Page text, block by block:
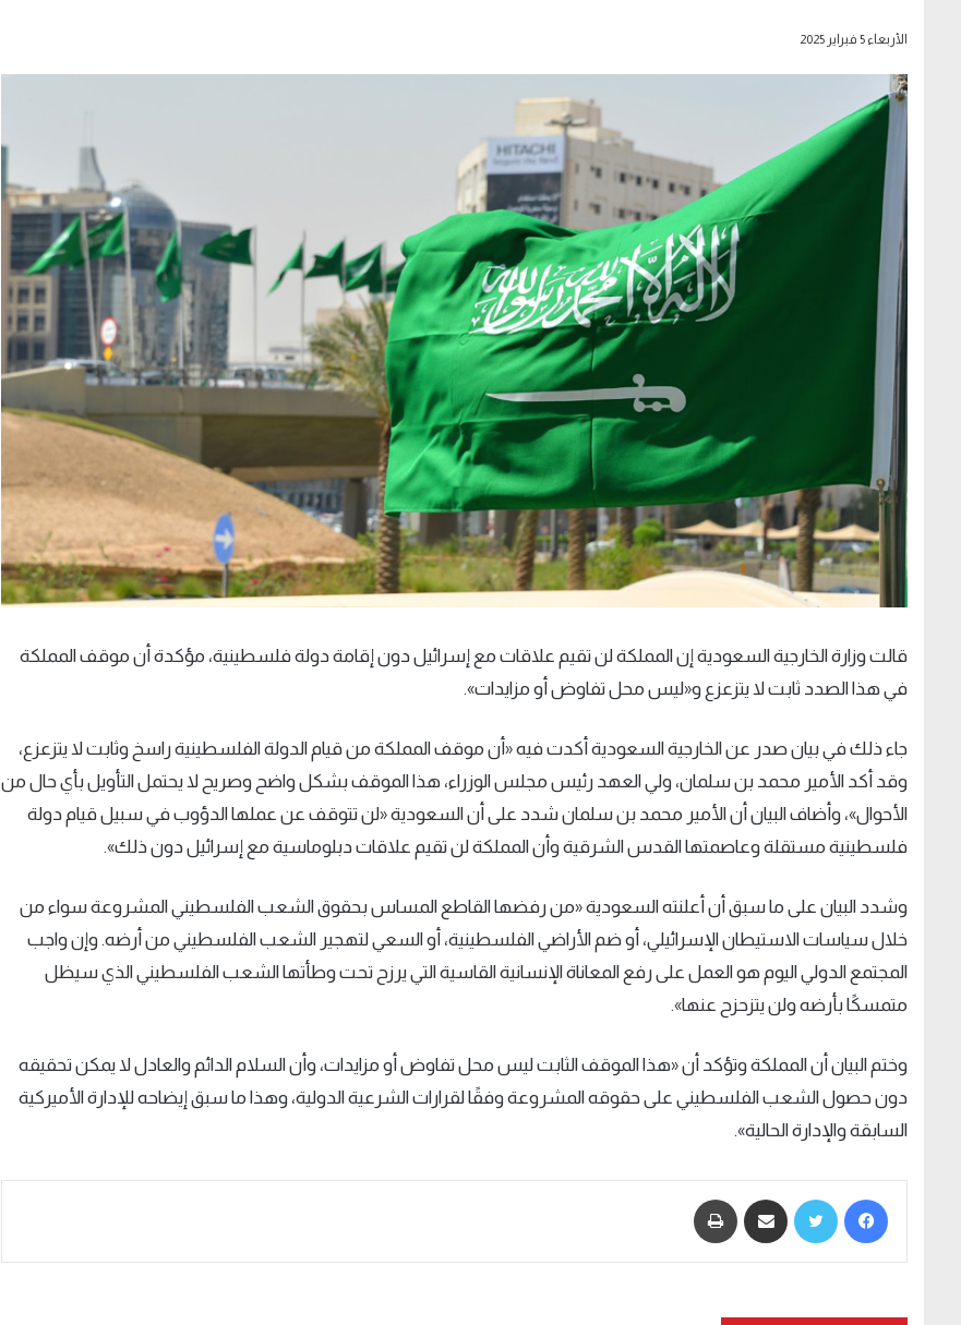
الأربعاء 5 فبراير 2025
قالت وزارة الخارجية السعودية إن المملكة لن تقيم علاقات مع إسرائيل دون إقامة دولة فلسطينية، مؤكدة أن موقف المملكة
في هذا الصدد ثابت لا يتزعزع و«ليس محل تفاوض أو مزايدات».
جاء ذلك في بيان صدر عن الخارجية السعودية أكدت فيه «أن موقف المملكة من قيام الدولة الفلسطينية راسخ وثابت لا يتزعزع،
وقد أكد الأمير محمد بن سلمان، ولي العهد رئيس مجلس الوزراء، هذا الموقف بشكل واضح وصريح لا يحتمل التأويل بأي حال من
الأحوال»، وأضاف البيان أن الأمير محمد بن سلمان شدد على أن السعودية «لن تتوقف عن عملها الدؤوب في سبيل قيام دولة
فلسطينية مستقلة وعاصمتها القدس الشرقية وأن المملكة لن تقيم علاقات دبلوماسية مع إسرائيل دون ذلك».
وشدد البيان على ما سبق أن أعلنته السعودية «من رفضها القاطع المساس بحقوق الشعب الفلسطيني المشروعة سواء من
خلال سياسات الاستيطان الإسرائيلي، أو ضم الأراضي الفلسطينية، أو السعي لتهجير الشعب الفلسطيني من أرضه. وإن واجب
المجتمع الدولي اليوم هو العمل على رفع المعاناة الإنسانية القاسية التي يرزح تحت وطأتها الشعب الفلسطيني الذي سيظل
متمسكًا بأرضه ولن يتزحزح عنها».
وختم البيان أن المملكة وتؤكد أن «هذا الموقف الثابت ليس محل تفاوض أو مزايدات، وأن السلام الدائم والعادل لا يمكن تحقيقه
دون حصول الشعب الفلسطيني على حقوقه المشروعة وفقًا لقرارات الشرعية الدولية، وهذا ما سبق إيضاحه للإدارة الأميركية
السابقة والإدارة الحالية».